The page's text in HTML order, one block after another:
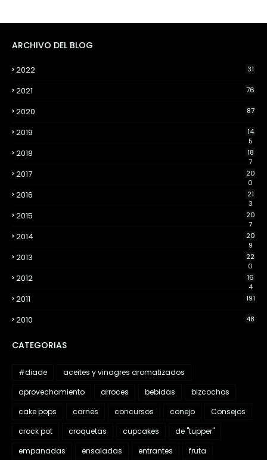
ARCHIVO DEL BLOG
2022 31
2021 76
2020 87
2019
14
5
2018
18
7
2017
20
0
2016
21
3
2015
20
7
2014
20
9
2013
22
0
2012
16
4
2011 191
2010 48
CATEGORIAS
#diade
aceites y vinagres aromatizados
aprovechamiento
arroces bebidas
bizcochos
cake pops
carnes concursos conejo
Consejos
crock pot
croquetas cupcakes
de "tupper"
empanadas
ensaladas entrantes
fruta